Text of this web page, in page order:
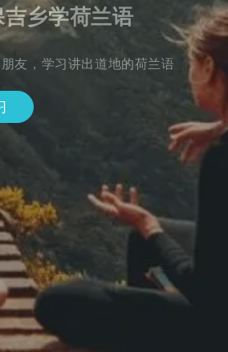
吉乡学荷兰语
友，学习讲出道地的荷兰语